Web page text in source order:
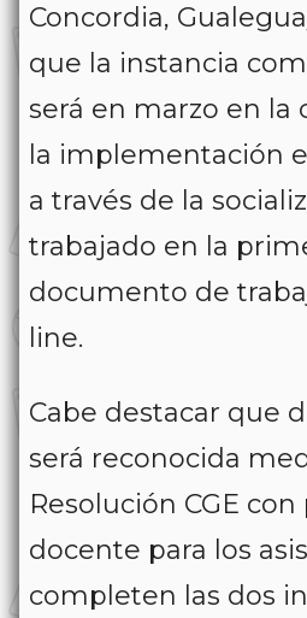
Concordia,
que la instancia
será en marzo en la
la implementación
a través de la
trabajado en la
documento de
line.
Cabe destacar que
será reconocida
Resolución CGE
docente para los
completen las dos